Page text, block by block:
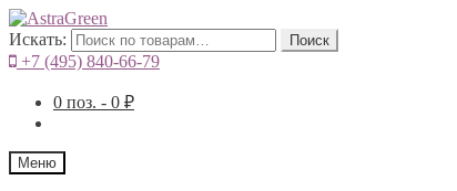
Искать: Поиск
+7 (495) 840-66-79
0 поз. - 0 ₽
Меню